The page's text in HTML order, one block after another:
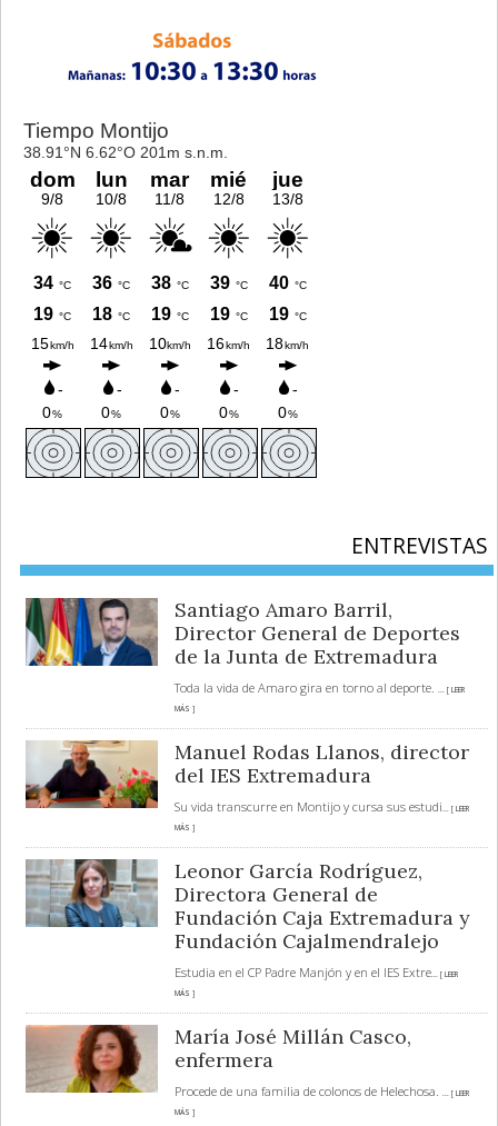
ENTREVISTAS
Santiago Amaro Barril,
Director General de Deportes
de la Junta de Extremadura
Toda la vida de Amaro gira en torno al deporte.
... [ LEER
MÁS ]
Manuel Rodas Llanos, director
del IES Extremadura
Su vida transcurre en Montijo y cursa sus estudi... [ LEER
MÁS ]
Leonor García Rodríguez,
Directora General de
Fundación Caja Extremadura y
Fundación Cajalmendralejo
Estudia en el CP Padre Manjón y en el IES Extre... [ LEER
MÁS ]
María José Millán Casco,
enfermera
Procede de una familia de colonos de Helechosa.
... [ LEER
MÁS ]